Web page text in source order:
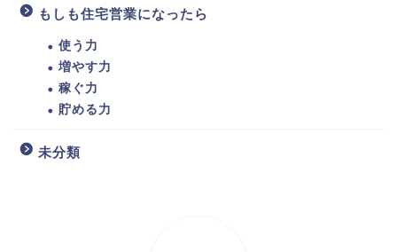
もしも住宅営業になったら
使う力
増やす力
稼ぐ力
貯める力
未分類